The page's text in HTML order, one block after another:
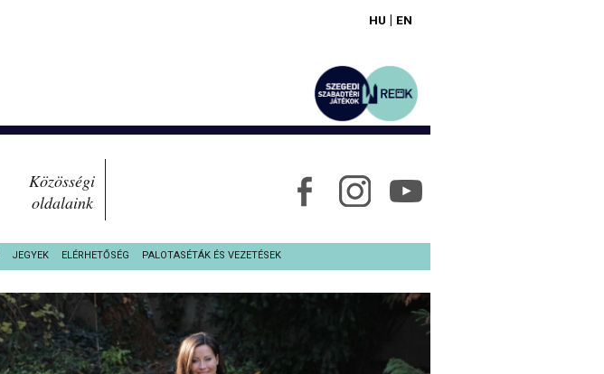
Közösségi
oldalaink
HU | EN
JEGYEK ELÉRHETŐSÉG PALOTASÉTÁK ÉS VEZETÉSEK